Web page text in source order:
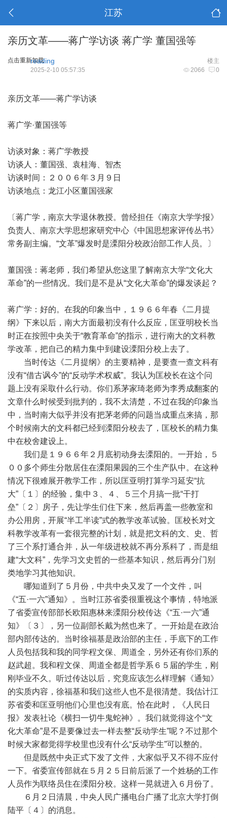
江苏
亲历文革——蒋广学访谈 蒋广学 董国强等
点击重新加载 楼主
reading
2066 0
2025-2-10 05:57:35
亲历文革——蒋广学访谈
蒋广学·董国强等
访谈对象：蒋广学教授
访谈人：董国强、袁桂海、智杰
访谈时间：２００６年３月９日
访谈地点：龙江小区董国强家
〔蒋广学，南京大学退休教授。曾经担任《南京大学学报》
负责人、南京大学思想家研究中心《中国思想家评传丛书》
常务副主编。“文革”爆发时是溧阳分校政治部工作人员。〕
董国强：蒋老师，我们希望从您这里了解南京大学“文化大
革命”的一些情况。我们是不是从“文化大革命”的爆发谈起？
蒋广学：好的。在我的印象当中，１９６６年春《二月提
纲》下来以后，南大方面最初没有什么反应，匡亚明校长当
时正在按照中央关于“教育革命”的指示，进行南大的文科教
学改革，把自己的精力集中到建设溧阳分校上去了。
当时传达《二月提纲》的主要精神，是要查一查文科有
没有“借古讽今”的“反动学术权威”。我认为匡校长在这个问
题上没有采取什么行动。你们系茅家琦老师为李秀成翻案的
文章什么时候受到批判的，我不太清楚，不过在我的印象当
中，当时南大似乎并没有把茅老师的问题当成重点来搞，那
个时候南大的文科都已经到溧阳分校去了，匡校长的精力集
中在校舍建设上。
我们是１９６６年２月底初动身去溧阳的。一开始，５
００多个师生分散居住在溧阳果园的三个生产队中。在这种
情况下很难展开教学工作，所以匡亚明打算学习延安“抗
大”〔１〕的经验，集中３、４、５三个月搞一批“干打
垒”〔２〕房子，先让学生们住下来，然后再盖一些教室和
办公用房，开展“半工半读”式的教学改革试验。匡校长对文
科教学改革有一套很完整的计划，就是把文科的文、史、哲
了三个系打通合并，从一年级进校就不再分系科了，而是组
建“大文科”，先学习文史哲的一些基本知识，然后再分门别
类地学习其他知识。
哪知道到了５月份，中共中央又发了一个文件，叫
《“五·一六”通知》。当时江苏省委很重视这个事情，特地派
了省委宣传部部长欧阳惠林来溧阳分校传达《“五·一六”通
知》〔３〕，另一位副部长戴为然也来了。一开始是在政治
部内部传达的。当时徐福基是政治部的主任，手底下的工作
人员包括我和我的同学程文保、周道全，另外还有你们系的
赵武超。我和程文保、周道全都是哲学系６５届的学生，刚
刚毕业不久。听过传达以后，究竟应该怎么样理解《通知》
的实质内容，徐福基和我们这些人也不是很清楚。我估计江
苏省委和匡亚明他们心里也没有底。恰在此时，《人民日
报》发表社论《横扫一切牛鬼蛇神》。我们就觉得这个“文
化大革命”是不是要像过去一样去整“反动学生”呢？不过那个
时候大家都觉得学校里也没有什么“反动学生”可以整的。
但是既然中央正式下发了文件，大家似乎又不得不应付
一下。省委宣传部就在５月２５日前后派了一个姓杨的工作
人员作为联络员住在溧阳分校。这样一晃就进入６月份了。
６月２日清晨，中央人民广播电台广播了北京大学打倒
陆平〔４〕的消息。